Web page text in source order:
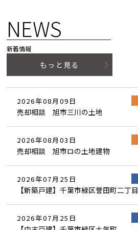
NEWS
新着情報
もっと見る
2026年08月09日
売却相談 旭市三川の土地
2026年08月03日
売却相談 旭市ロの土地建物
2026年07月25日
【新築戸建】千葉市緑区誉田町二丁目
2026年07月25日